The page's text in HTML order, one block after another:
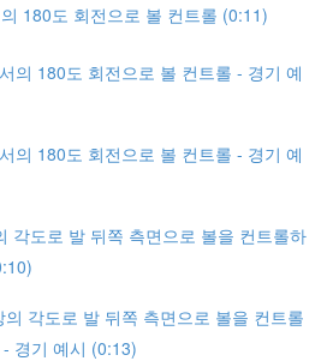
180도 회전으로 볼 컨트롤 (0:11)
의 180도 회전으로 볼 컨트롤 - 경기 예
의 180도 회전으로 볼 컨트롤 - 경기 예
각도로 발 뒤쪽 측면으로 볼을 컨트롤하
각도로 발 뒤쪽 측면으로 볼을 컨트롤
경기 예시 (0:13)